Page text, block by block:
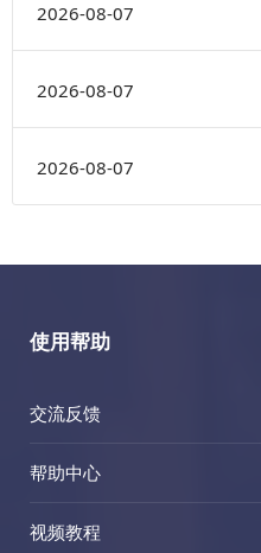
2026-08-07
2026-08-07
2026-08-07
使用帮助
交流反馈
帮助中心
视频教程